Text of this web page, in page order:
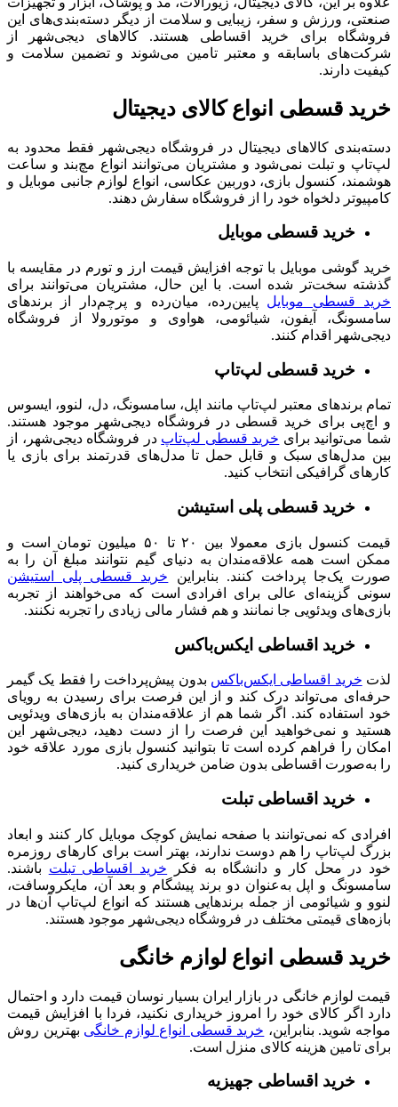
صنعتی، ورزش و سفر، زیبایی و سلامت از دیگر دسته‌بندی‌های این
فروشگاه برای خرید اقساطی هستند. کالاهای دیجی‌شهر از
شرکت‌های باسابقه و معتبر تامین می‌شوند و تضمین‌ سلامت و
کیفیت دارند.
خرید قسطی انواع کالای دیجیتال
دسته‌بندی کالاهای دیجیتال در فروشگاه دیجی‌شهر فقط محدود به
لپ‌تاپ و تبلت‌ نمی‌شود و مشتریان می‌توانند انواع مچ‌بند و ساعت
هوشمند، کنسول بازی، دوربین عکاسی، انواع لوازم جانبی موبایل و
کامپیوتر دلخواه خود را از فروشگاه سفارش دهند.
خرید قسطی موبایل
خرید گوشی موبایل با توجه افزایش قیمت ارز و تورم در مقایسه با
گذشته سخت‌تر شده است. با این حال، مشتریان می‌توانند برای
خرید قسطی موبایل
پایین‌رده، میان‌رده و پرچم‌دار از برندهای
سامسونگ، آیفون، شیائومی، هواوی و موتورولا از فروشگاه
دیجی‌شهر اقدام کنند.
خرید قسطی لپ‌تاپ
تمام برندهای معتبر لپ‌تاپ مانند اپل، سامسونگ، دل، لنوو، ایسوس
و اچ‌پی برای خرید قسطی در فروشگاه دیجی‌شهر موجود هستند.
شما می‌توانید برای خرید قسطی لپ‌تاپ در فروشگاه دیجی‌شهر، از
بین مدل‌های سبک و قابل حمل تا مدل‌های قدرتمند برای بازی یا
کارهای گرافیکی انتخاب کنید.
خرید قسطی پلی استیشن
قیمت کنسول‌ بازی معمولا بین ۲۰ تا ۵۰ میلیون تومان است و
ممکن است همه علاقه‌مندان به دنیای گیم نتوانند مبلغ آن را به
صورت یک‌جا پرداخت کنند. بنابراین
خرید قسطی پلی‌ استیشن
سونی گزینه‌ای عالی برای افرادی است که می‌خواهند از تجربه
بازی‌های ویدئویی جا نمانند و هم فشار مالی زیادی را تجربه نکنند.
خرید اقساطی ایکس‌باکس
لذت خرید اقساطی ایکس‌باکس بدون پیش‌پرداخت را فقط یک گیمر
حرفه‌ای می‌تواند درک کند و از این فرصت برای رسیدن به رویای
خود استفاده کند. اگر شما هم از علاقه‌مندان به بازی‌های ویدئویی
هستید و نمی‌خواهید این فرصت را از دست دهید، دیجی‌شهر این
امکان را فراهم کرده است تا بتوانید کنسول بازی مورد علاقه خود
را به‌صورت اقساطی بدون ضامن خریداری کنید.
خرید اقساطی تبلت
افرادی که نمی‌توانند با صفحه نمایش کوچک موبایل کار کنند و ابعاد
بزرگ لپ‌تاپ را هم دوست ندارند، بهتر است برای کارهای روزمره
خود در محل کار و دانشگاه به فکر
خرید اقساطی تبلت باشند.
سامسونگ و اپل به‌عنوان دو برند پیشگام و بعد آن، مایکروسافت،
لنوو و شیائومی از جمله برندهایی هستند که انواع لپ‌تاپ آن‌ها در
بازه‌های قیمتی مختلف در فروشگاه دیجی‌شهر موجود هستند.
خرید قسطی انواع لوازم خانگی
قیمت لوازم خانگی در بازار ایران بسیار نوسان قیمت دارد و احتمال
دارد اگر کالای خود را امروز خریداری نکنید، فردا با افزایش قیمت
مواجه شوید. بنابراین، خرید قسطی انواع لوازم خانگی بهترین روش
برای تامین هزینه کالای منزل است.
خرید اقساطی جهیزیه